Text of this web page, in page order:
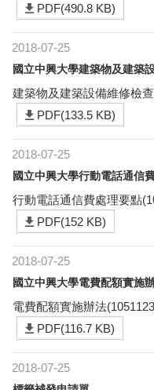
PDF(490.8 KB)
2018-07-25
國立中興大學建築物及建築
建築物及建築設備維修檢
PDF(133.5 KB)
2018-07-25
國立中興大學行動電話通信
行動電話通信費處理要點
PDF(152 KB)
2018-07-25
國立中興大學電費配額實施
電費配額實施辦法
PDF(116.7 KB)
2018-07-25